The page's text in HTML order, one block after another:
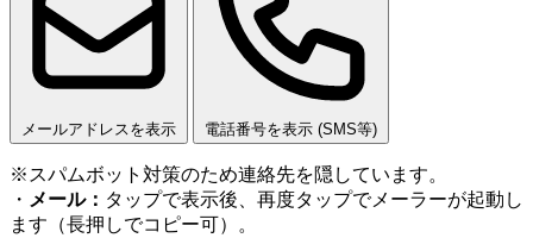
メールアドレスを表示 電話番号を表示 (SMS等)
※スパムボット対策のため連絡先を隠しています。
・ メール： タップで表示後、再度タップでメーラーが起動し
ます（長押しでコピー可）。